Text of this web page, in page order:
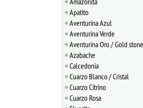
Apatito
Aventurina Azul
Aventurina Verde
Aventurina Oro / Gold stone
Azabache
Calcedonia
Cuarzo Blanco / Cristal
Cuarzo Citrino
Cuarzo Rosa